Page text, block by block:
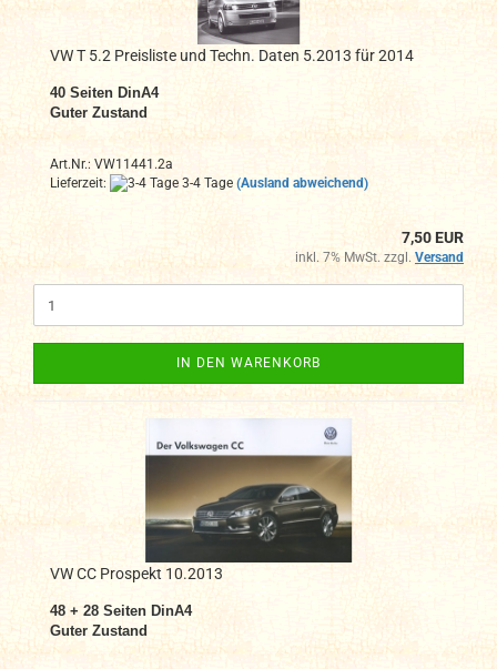
VW T 5.2 Preisliste und Techn. Daten 5.2013 für 2014
40 Seiten DinA4
Guter Zustand
Art.Nr.: VW11441.2a
Lieferzeit:
3-4 Tage (Ausland abweichend)
7,50 EUR
inkl. 7% MwSt. zzgl. Versand
IN DEN WARENKORB
VW CC Prospekt 10.2013
48 + 28 Seiten DinA4
Guter Zustand